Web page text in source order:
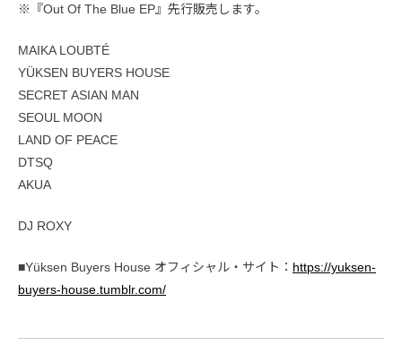
※『Out Of The Blue EP』先行販売します。
MAIKA LOUBTÉ
YÜKSEN BUYERS HOUSE
SECRET ASIAN MAN
SEOUL MOON
LAND OF PEACE
DTSQ
AKUA
DJ ROXY
■Yüksen Buyers House オフィシャル・サイト： https://yuksen-
buyers-house.tumblr.com/